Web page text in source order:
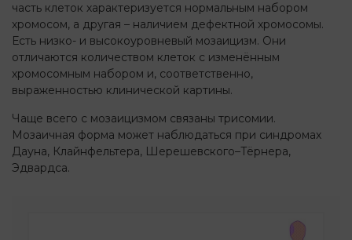
часть клеток характеризуется нормальным набором
хромосом, а другая – наличием дефектной хромосомы.
Есть низко- и высокоуровневый мозаицизм. Они
отличаются количеством клеток с изменённым
хромосомным набором и, соответственно,
выраженностью клинической картины.
Чаще всего с мозаицизмом связаны трисомии.
Мозаичная форма может наблюдаться при синдромах
Дауна, Клайнфельтера, Шерешевского–Тёрнера,
Эдвардса.